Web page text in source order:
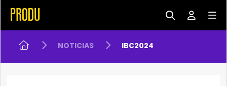
NOTICIAS IBC2024